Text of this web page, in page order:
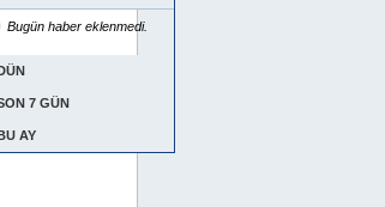
Bugün haber eklenmedi.
7 GÜN
AY